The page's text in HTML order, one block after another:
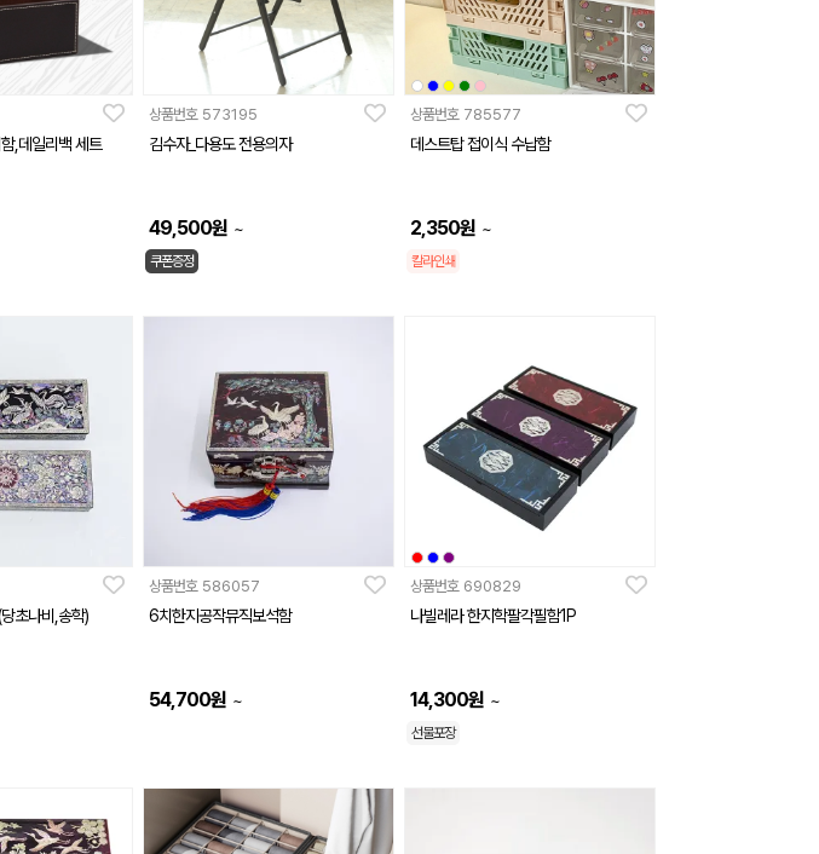
,데일리백 세트
상품번호 573195
김수자_다용도 전용의자
49,500원 ~
쿠폰증정
상품번호 785577
데스트탑 접이식 수납함
2,350원 ~
칼라인쇄
초나비,송학)
상품번호 586057
6치한지공작뮤직보석함
54,700원 ~
상품번호 690829
나빌레라 한지학팔각필함1P
14,300원 ~
선물포장